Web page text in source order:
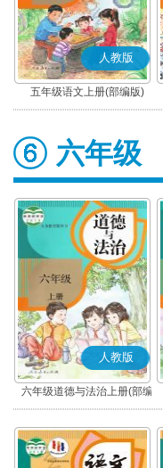
人教版
五年级语文上册(部编版)
六年级
人教版
六年级道德与法治上册(部编
版)